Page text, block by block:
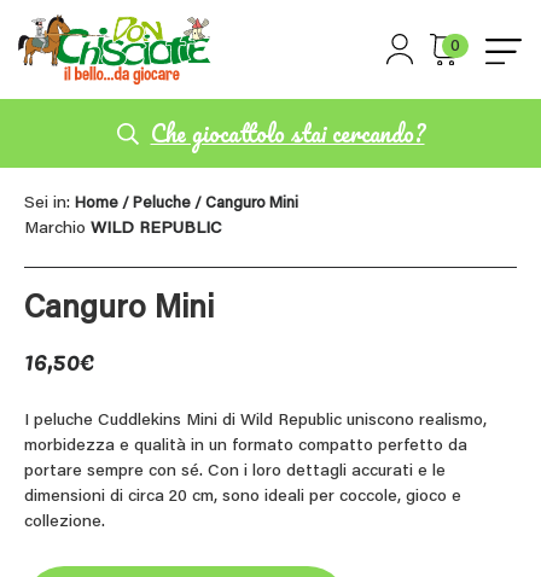
0
Che giocattolo stai cercando?
Sei in: Home / Peluche / Canguro Mini
Marchio WILD REPUBLIC
Canguro Mini
16,50€
I peluche Cuddlekins Mini di Wild Republic uniscono realismo,
morbidezza e qualità in un formato compatto perfetto da
portare sempre con sé. Con i loro dettagli accurati e le
dimensioni di circa 20 cm, sono ideali per coccole, gioco e
collezione.